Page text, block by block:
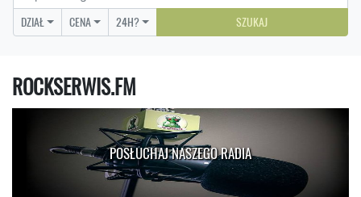
DZIAŁ CENA 24H? SZUKAJ
ROCKSERWIS.FM
POSŁUCHAJ NASZEGO RADIA